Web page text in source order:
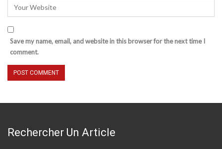
Save my name, email, and website in this browser for the next time I
comment.
Rechercher Un Article